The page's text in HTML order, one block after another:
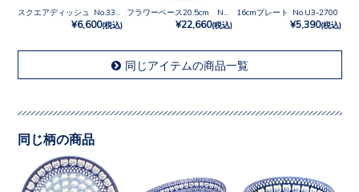
¥6,600(税込) ¥22,660(税込)
16cmプレート No.U3-2700
¥5,390(税込)
同じアイテムの商品一覧
同じ柄の商品